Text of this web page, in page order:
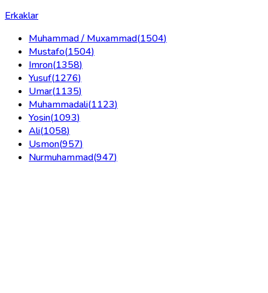
Erkaklar
Muhammad / Muxammad(1504)
Mustafo(1504)
Imron(1358)
Yusuf(1276)
Umar(1135)
Muhammadali(1123)
Yosin(1093)
Ali(1058)
Usmon(957)
Nurmuhammad(947)